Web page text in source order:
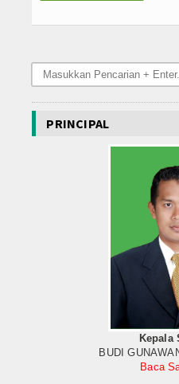
PRINCIPAL
Kepala
BUDI
Baca